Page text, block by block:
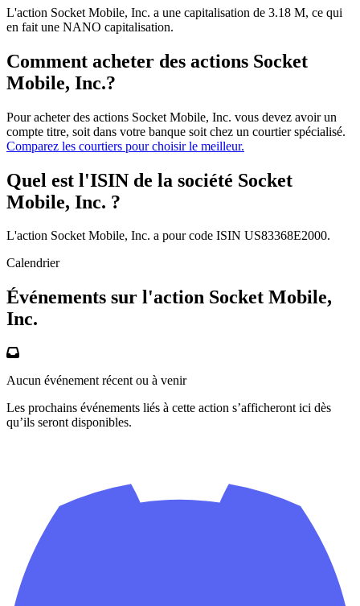
L'action Socket Mobile, Inc. a une capitalisation de 3.18 M, ce qui
en fait une NANO capitalisation.
Comment acheter des actions Socket
Mobile, Inc.?
Pour acheter des actions Socket Mobile, Inc. vous devez avoir un
compte titre, soit dans votre banque soit chez un courtier spécialisé.
Comparez les courtiers pour choisir le meilleur.
Quel est l'ISIN de la société Socket
Mobile, Inc. ?
L'action Socket Mobile, Inc. a pour code ISIN US83368E2000.
Calendrier
Événements sur l'action Socket Mobile,
Inc.
Aucun événement récent ou à venir
Les prochains événements liés à cette action s’afficheront ici dès
qu’ils seront disponibles.